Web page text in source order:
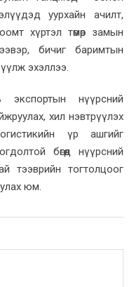
уурхайн ачилт,
хүртэл төмөр замын
бичиг баримтын
эхэллээ.
экспортын нүүрсний
хил нэвтрүүлэх
үр ашгийг
бөгөөд нүүрсний
тээврийн тогтолцоог
юм.